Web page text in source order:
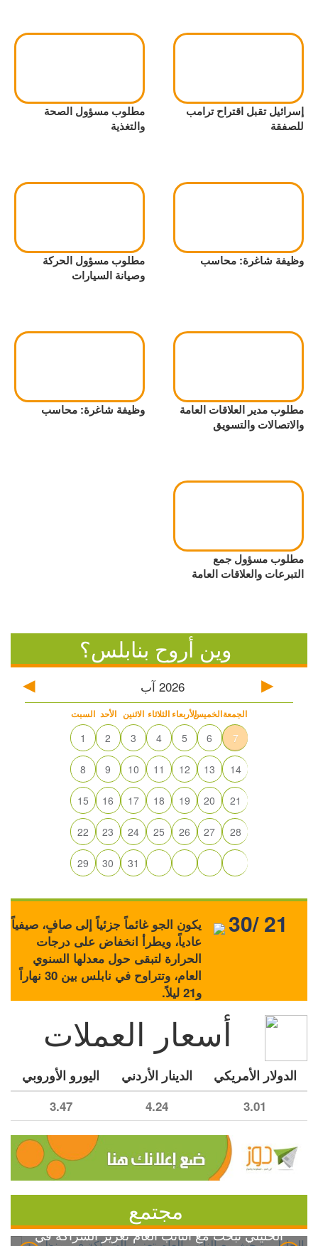
إسرائيل تقبل اقتراح ترامب
للصفقة
مطلوب مسؤول الصحة
والتغذية
وظيفة شاغرة: محاسب
مطلوب مسؤول الحركة
وصيانة السيارات
مطلوب مدير العلاقات العامة
والاتصالات والتسويق
وظيفة شاغرة: محاسب
مطلوب مسؤول جمع
التبرعات والعلاقات العامة
وين أروح بنابلس؟
2026 آب
السبت الأحد الاثنين الثلاثاء الأربعاءالخميسالجمعة
1 2 3 4 5 6 7
8 9 10 11 12 13 14
15 16 17 18 19 20 21
22 23 24 25 26 27 28
29 30 31
يكون الجو غائماً جزئياً إلى صافٍ، صيفياً
عادياً، ويطرأ انخفاض على درجات
الحرارة لتبقى حول معدلها السنوي
العام، وتتراوح في نابلس بين 30 نهاراً
و21 ليلاً.
30/ 21
أسعار العملات
الدولار الأمريكي الدينار الأردني اليورو الأوروبي
3.01
4.24
3.47
مجتمع
الخليلي تبحث مع النائب العام تعزيز الشراكة في